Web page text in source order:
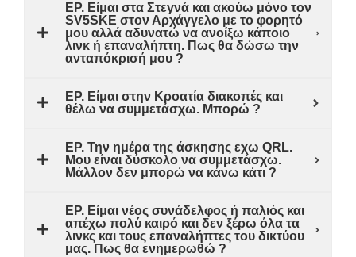
ΕΡ. Είμαι στα Στεγνά και ακούω μόνο τον
SV5SKE στον Αρχάγγελο με το φορητό
μου αλλά αδυνατώ να ανοίξω κάποιο
λινκ ή επαναλήπτη. Πως θα δώσω την
ανταπόκρισή μου ?
ΕΡ. Είμαι στην Κροατία διακοπές και
θέλω να συμμετάσχω. Μπορώ ?
ΕΡ. Την ημέρα της άσκησης εχω QRL.
Μου είναι δύσκολο να συμμετάσχω.
Μάλλον δεν μπορώ να κάνω κάτι ?
ΕΡ. Είμαι νέος συνάδελφος ή παλιός και
απέχω πολύ καιρό και δεν ξέρω όλα τα
λινκς και τους επαναλήπτες του δικτύου
μας. Πως θα ενημερωθώ ?